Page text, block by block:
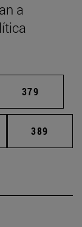
a
intermedias
Página
379
intermedias
Página
389